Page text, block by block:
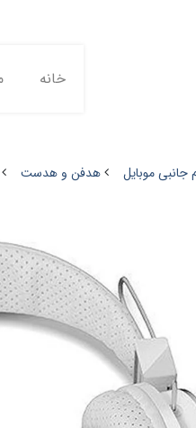
خانه
جانبی موبایل هدفن و هدست